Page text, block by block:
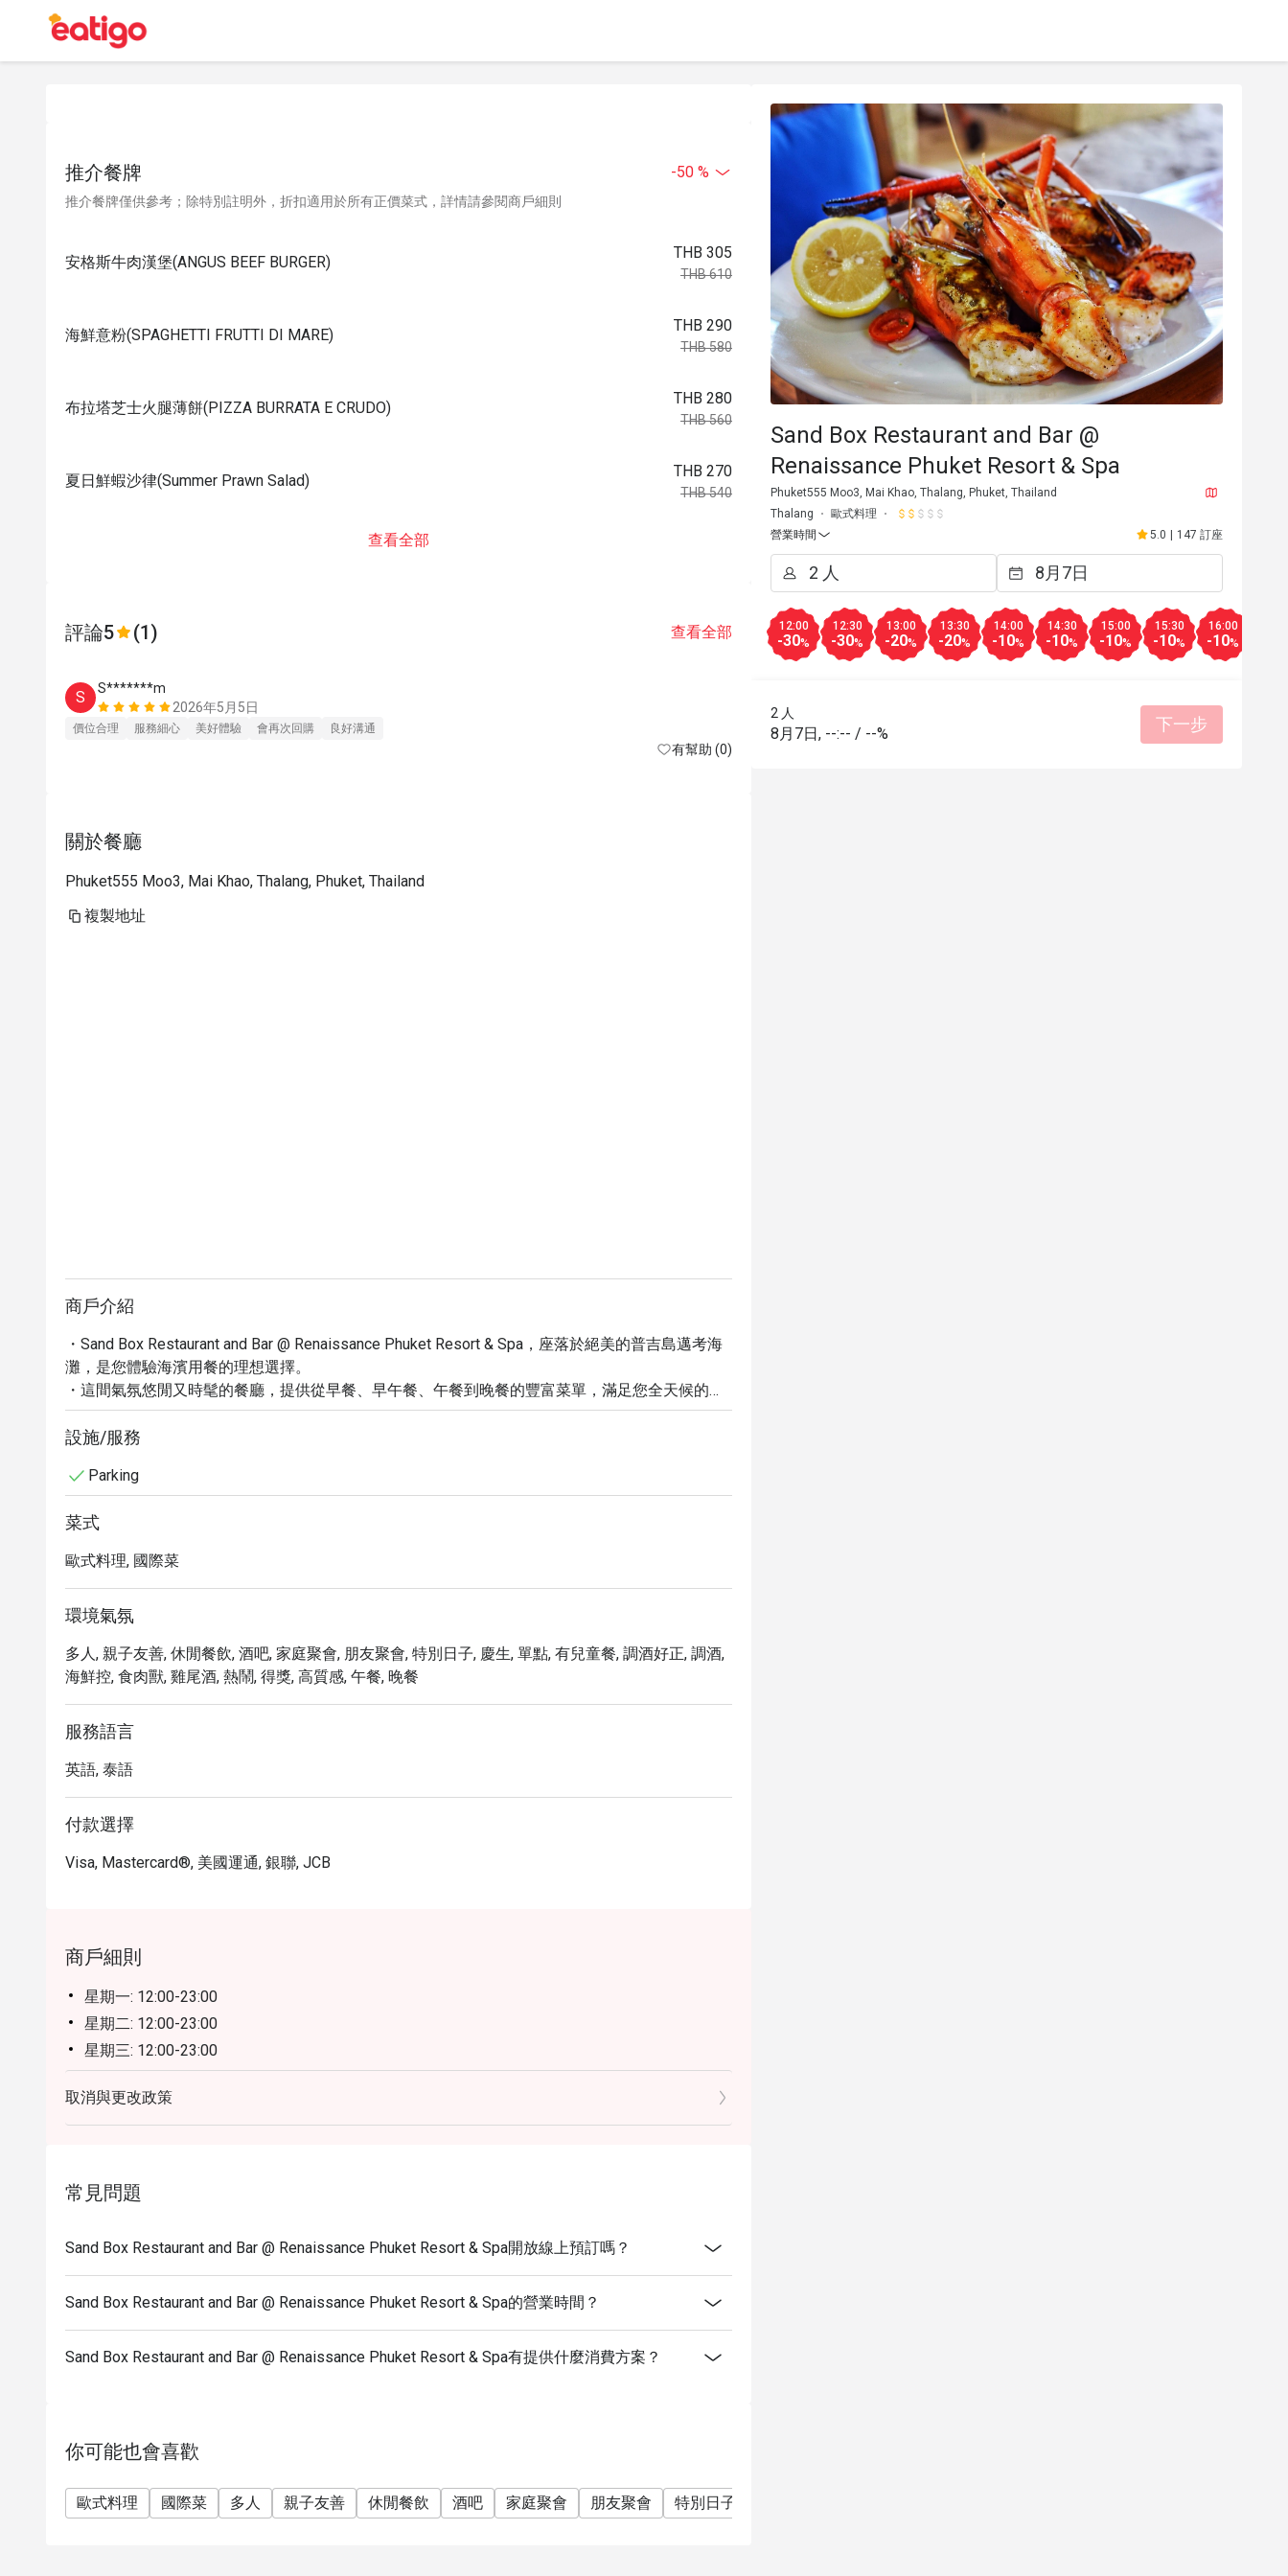
推介餐牌 -50 %
推介餐牌僅供參考；除特別註明外，折扣適用於所有正價菜式，詳情請參閱商戶細則
安格斯牛肉漢堡(ANGUS BEEF BURGER)
THB 305
THB 610
海鮮意粉(SPAGHETTI FRUTTI DI MARE)
THB 290
THB 580
布拉塔芝士火腿薄餅(PIZZA BURRATA E CRUDO)
THB 280
THB 560
夏日鮮蝦沙律(Summer Prawn Salad)
THB 270
THB 540
查看全部
評論5 (1) 查看全部
S
S*******m
2026年5月5日
價位合理 服務細心 美好體驗 會再次回購 良好溝通
有幫助 (0)
關於餐廳
Phuket555 Moo3, Mai Khao, Thalang, Phuket, Thailand
複製地址
商戶介紹
・Sand Box Restaurant and Bar @ Renaissance Phuket Resort & Spa，座落於絕美的普吉島邁考海
灘，是您體驗海濱用餐的理想選擇。
・這間氣氛悠閒又時髦的餐廳，提供從早餐、早午餐、午餐到晚餐的豐富菜單，滿足您全天候的味
蕾。
・從網友熱烈推薦的美味披薩、新鮮海鮮，到口感細膩的甜點，每一道菜都精心製作。
您的夜晚。
・透過 Eatigo 預訂，您可享最高 5 折的獨家優惠，為您的普吉島之旅增添更多美味與價值。
設施/服務
Parking
菜式
歐式料理, 國際菜
環境氣氛
多人, 親子友善, 休閒餐飲, 酒吧, 家庭聚會, 朋友聚會, 特別日子, 慶生, 單點, 有兒童餐, 調酒好正, 調酒,
海鮮控, 食肉獸, 雞尾酒, 熱鬧, 得獎, 高質感, 午餐, 晚餐
服務語言
英語, 泰語
付款選擇
Visa, Mastercard®, 美國運通, 銀聯, JCB
商戶細則
星期一: 12:00-23:00
星期二: 12:00-23:00
星期三: 12:00-23:00
星期四: 12:00-23:00
星期五: 12:00-23:00
星期六: 12:00-23:00
取消與更改政策
常見問題
Sand Box Restaurant and Bar @ Renaissance Phuket Resort & Spa開放線上預訂嗎？
Sand Box Restaurant and Bar @ Renaissance Phuket Resort & Spa的營業時間？
Sand Box Restaurant and Bar @ Renaissance Phuket Resort & Spa有提供什麼消費方案？
你可能也會喜歡
歐式料理 國際菜 多人 親子友善 休閒餐飲 酒吧 家庭聚會 朋友聚會 特別日子
Sand Box Restaurant and Bar @
Renaissance Phuket Resort & Spa
Phuket555 Moo3, Mai Khao, Thalang, Phuket, Thailand
Thalang
歐式料理
營業時間
5.0 147 訂座
12:00
-30%
12:30
-30%
13:00
-20%
13:30
-20%
14:00
-10%
14:30
-10%
15:00
-10%
15:30
-10%
16:00
-10%
2 人
8月7日 , --:-- / --% 下一步